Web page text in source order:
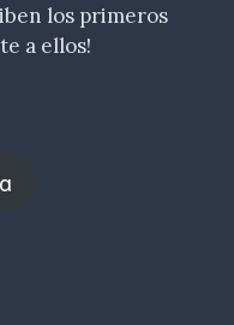
los primeros
a ellos!